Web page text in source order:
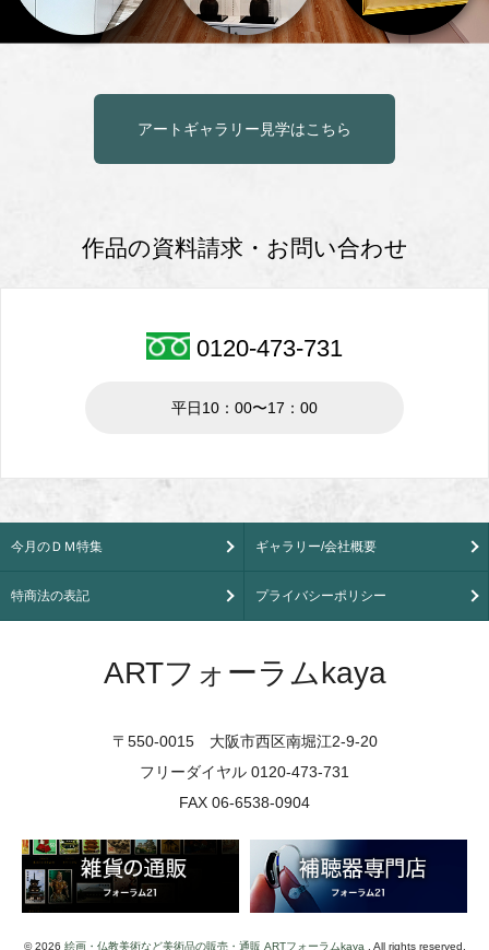
アートギャラリー見学はこちら
作品の資料請求・お問い合わせ
0120-473-731
平日10：00〜17：00
今月のＤＭ特集 ギャラリー/会社概要
特商法の表記 プライバシーポリシー
ARTフォーラムkaya
〒550-0015 大阪市西区南堀江2-9-20
フリーダイヤル 0120-473-731
FAX 06-6538-0904
© 2026 絵画・仏教美術など美術品の販売・通販 ARTフォーラムkaya . All rights reserved.